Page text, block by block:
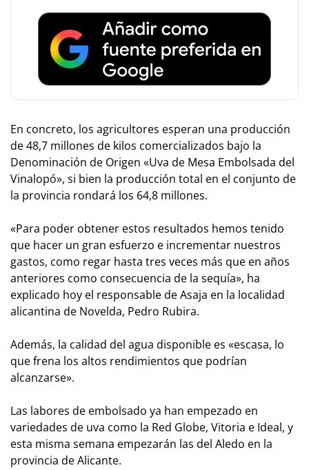
En concreto, los agricultores esperan una producción
de 48,7 millones de kilos comercializados bajo la
Denominación de Origen «Uva de Mesa Embolsada del
Vinalopó», si bien la producción total en el conjunto de
la provincia rondará los 64,8 millones.
«Para poder obtener estos resultados hemos tenido
que hacer un gran esfuerzo e incrementar nuestros
gastos, como regar hasta tres veces más que en años
anteriores como consecuencia de la sequía», ha
explicado hoy el responsable de Asaja en la localidad
alicantina de Novelda, Pedro Rubira.
Además, la calidad del agua disponible es «escasa, lo
que frena los altos rendimientos que podrían
alcanzarse».
Las labores de embolsado ya han empezado en
variedades de uva como la Red Globe, Vitoria e Ideal, y
esta misma semana empezarán las del Aledo en la
provincia de Alicante.